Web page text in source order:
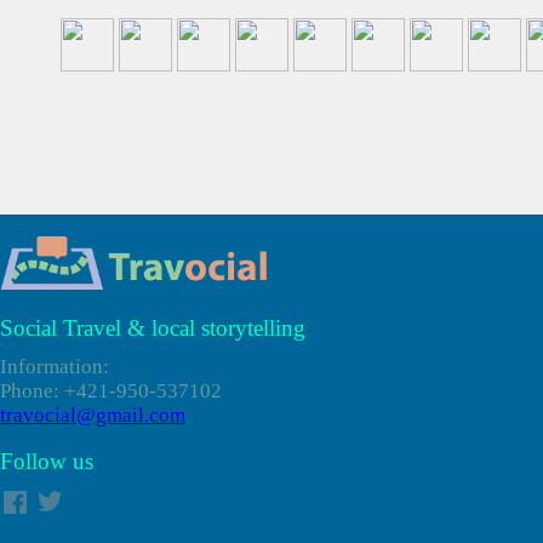
08-09-2026-Faak am See, Austria
Faaker See 2026: European Bike Week, il raduno Harley in
Social Travel & local storytelling
Information:
Phone: +421-950-537102
travocial@gmail.com
Follow us